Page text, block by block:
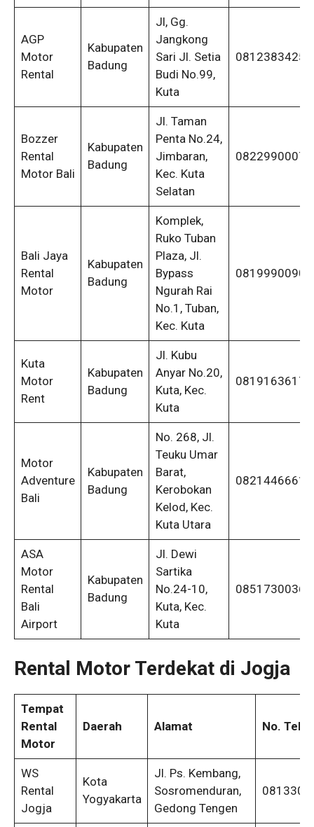
AGP
Motor
Rental
Kabupaten
Badung
Jl, Gg.
Jangkong
Sari Jl. Setia
Budi No.99,
Kuta
Bozzer
Rental
Motor Bali
Kabupaten
Badung
Jl. Taman
Penta No.24,
Jimbaran,
Kec. Kuta
Selatan
Bali Jaya
Rental
Motor
Kabupaten
Badung
Komplek,
Ruko Tuban
Plaza, Jl.
Bypass
Ngurah Rai
No.1, Tuban,
Kec. Kuta
Kuta
Motor
Rent
Kabupaten
Badung
Jl. Kubu
Anyar No.20,
Kuta, Kec.
Kuta
Motor
Adventure
Bali
Kabupaten
Badung
No. 268, Jl.
Teuku Umar
Barat,
Kerobokan
Kelod, Kec.
Kuta Utara
ASA
Motor
Rental
Bali
Airport
Kabupaten
Badung
Jl. Dewi
Sartika
No.24-10,
Kuta, Kec.
Kuta
Rental Motor Terdekat di Jogja
Tempat
Rental
Motor
Daerah Alamat No.
WS
Rental
Jogja
Kota
Yogyakarta
Jl. Ps. Kembang,
Sosromenduran,
Gedong Tengen